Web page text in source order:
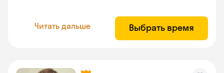
Читать дальше Выбрать время